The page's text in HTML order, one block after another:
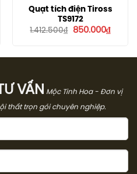
Quạt tích điện Tiross
TS9172
1.412.500₫
Giá
850.000₫Giá
hiện
VẤN Mộc Tinh Hoa - Đơn vị
thất trọn gói chuyên nghiệp.